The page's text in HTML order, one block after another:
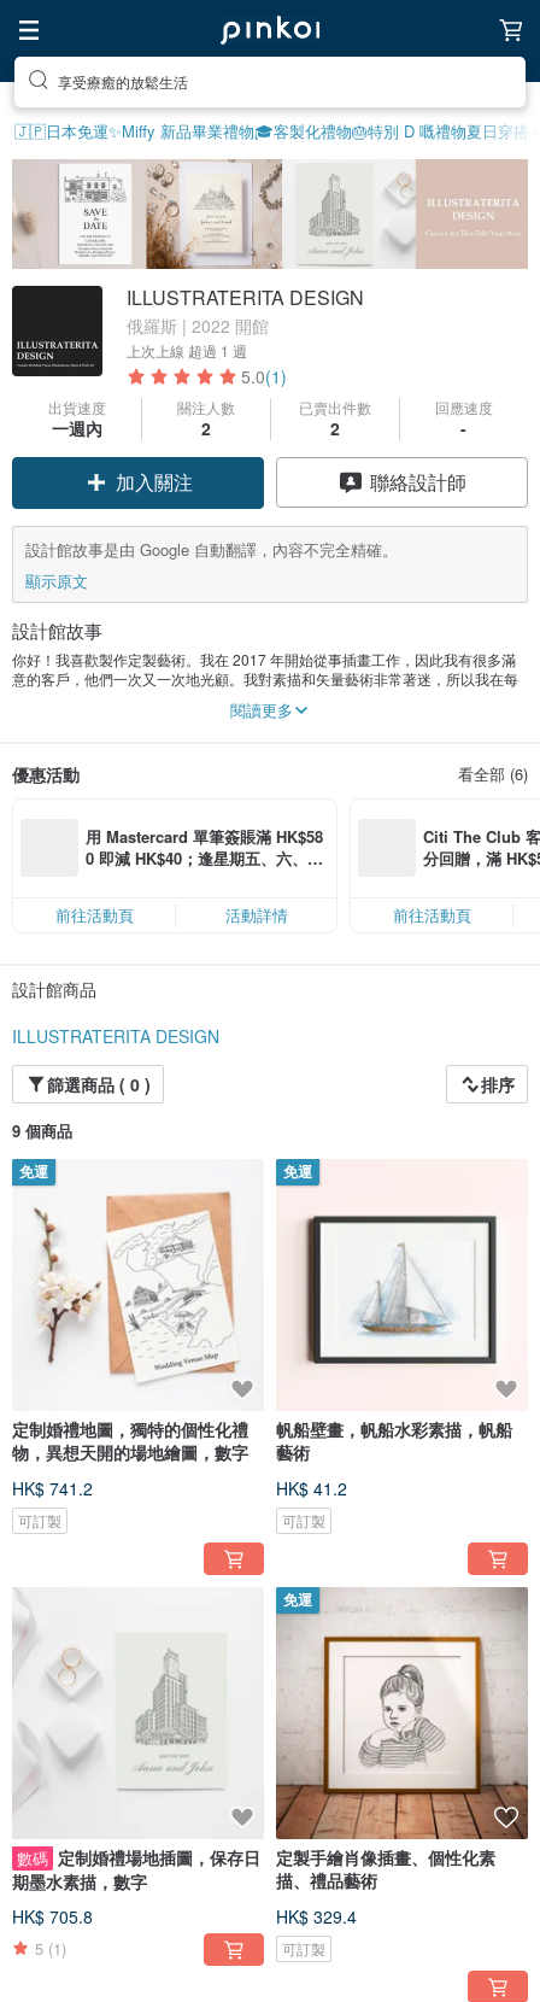
享受療癒的放鬆生活
去尋找靈感吧
🇯🇵日本免運✨Miffy 新品畢業禮物🎓客製化禮物🎂特別 D 嘅禮物夏日穿搭
ILLUSTRATERITA DESIGN
俄羅斯 | 2022 開館
上次上線 超過 1 週
5.0(1)
出貨速度
一週內
關注人數
2
已賣出件數
2
回應速度
-
加入關注 聯絡設計師
設計館故事是由 Google 自動翻譯，內容不完全精確。
顯示原文
設計館故事
你好！我喜歡製作定製藝術。我在 2017 年開始從事插畫工作，因此我有很多滿
意的客戶，他們一次又一次地光顧。我對素描和矢量藝術非常著迷，所以我在每
閱讀更多
優惠活動 看全部 (6)
用 Mastercard 單筆簽賬滿 HK$58
0 即減 HK$40；逢星期五、六、日
卡」結帳）
前往活動頁 活動詳情
Citi The Club
分回贈，滿
前往活動頁
設計館商品
ILLUSTRATERITA DESIGN
篩選商品 ( 0 )
排序
9 個商品
免運
定制婚禮地圖，獨特的個性化禮
物，異想天開的場地繪圖，數字
HK$ 741.2
可訂製
免運
帆船壁畫，帆船水彩素描，帆船
藝術
HK$ 41.2
可訂製
數碼 定制婚禮場地插圖，保存日
期墨水素描，數字
HK$ 705.8
5 (1)
免運
定製手繪肖像插畫、個性化素
描、禮品藝術
HK$ 329.4
可訂製